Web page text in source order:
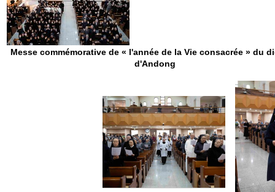
Messe commémorative de « l'année de la Vie consacrée » du
d'Andong